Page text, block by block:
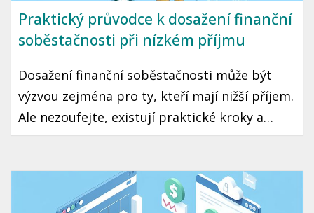
Praktický průvodce k dosažení finanční
soběstačnosti při nízkém příjmu
Dosažení finanční soběstačnosti může být
výzvou zejména pro ty, kteří mají nižší příjem.
Ale nezoufejte, existují praktické kroky a
strategie, které vám mohou pomoci tento cíl
šetřit a investovat i s omezeným rozpočtem.